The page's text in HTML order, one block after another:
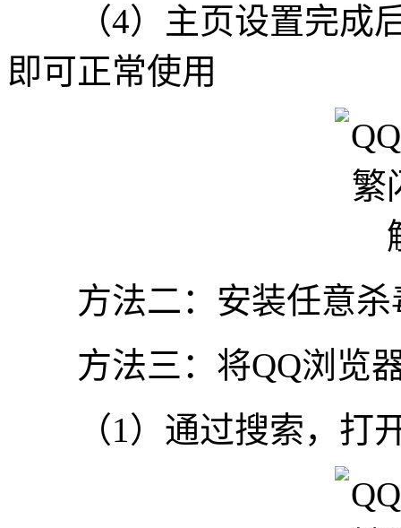
（4）主页设置完成后
即可正常使用
方法二：安装任意杀
方法三：将QQ浏览器
（1）通过搜索，打开